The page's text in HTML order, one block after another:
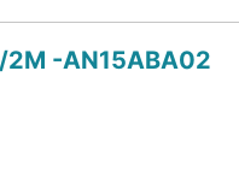
/2M -AN15ABA02